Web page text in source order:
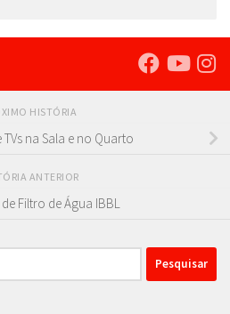
HISTÓRIA
na Sala e no Quarto
ANTERIOR
Filtro de Água IBBL